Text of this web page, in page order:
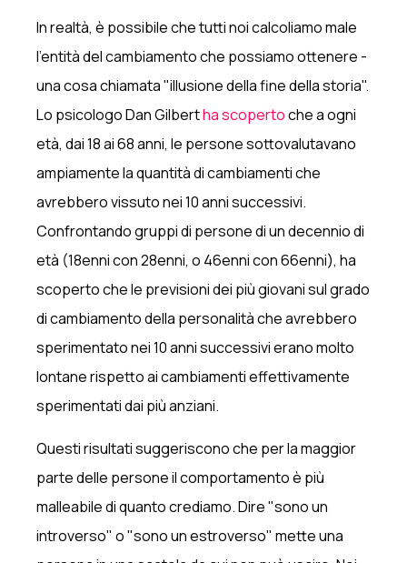
In realtà, è possibile che tutti noi calcoliamo male
l'entità del cambiamento che possiamo ottenere -
una cosa chiamata "illusione della fine della storia".
Lo psicologo Dan Gilbertha scopertoche a ogni
età, dai 18 ai 68 anni, le persone sottovalutavano
ampiamente la quantità di cambiamenti che
avrebbero vissuto nei 10 anni successivi.
Confrontando gruppi di persone di un decennio di
età (18enni con 28enni, o 46enni con 66enni), ha
scoperto che le previsioni dei più giovani sul grado
di cambiamento della personalità che avrebbero
sperimentato nei 10 anni successivi erano molto
lontane rispetto ai cambiamenti effettivamente
sperimentati dai più anziani.
Questi risultati suggeriscono che per la maggior
parte delle persone il comportamento è più
malleabile di quanto crediamo. Dire "sono un
introverso" o "sono un estroverso" mette una